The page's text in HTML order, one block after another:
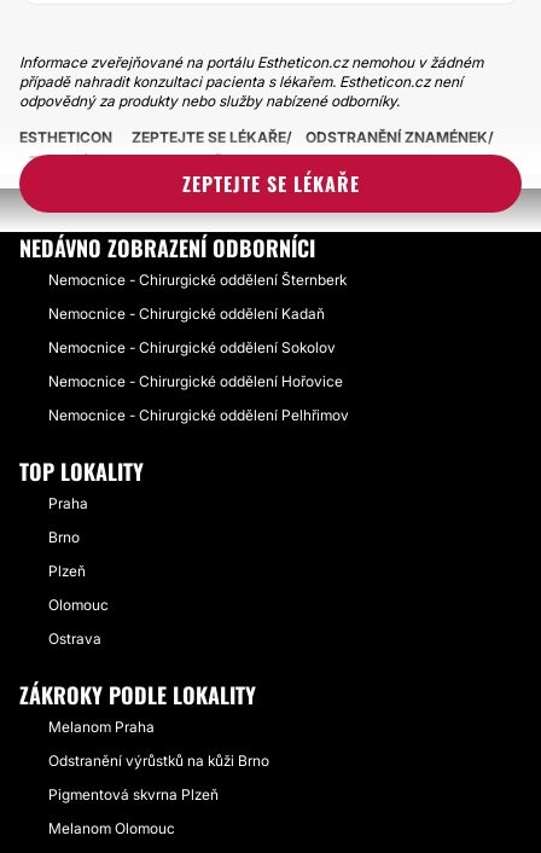
Informace zveřejňované na portálu Estheticon.cz nemohou v žádném
případě nahradit konzultaci pacienta s lékařem. Estheticon.cz není
odpovědný za produkty nebo služby nabízené odborníky.
ZEPTEJTE SE LÉKAŘE
ESTHETICON ZEPTEJTE SE LÉKAŘE
ODSTRANĚNÍ ZNAMÉNEK
TUKOVÁ BULKA NA HLAVĚ
NEDÁVNO ZOBRAZENÍ ODBORNÍCI
Nemocnice - Chirurgické oddělení Šternberk
Nemocnice - Chirurgické oddělení Kadaň
Nemocnice - Chirurgické oddělení Sokolov
Nemocnice - Chirurgické oddělení Hořovice
Nemocnice - Chirurgické oddělení Pelhřimov
TOP LOKALITY
Praha
Brno
Plzeň
Olomouc
Ostrava
ZÁKROKY PODLE LOKALITY
Melanom Praha
Odstranění výrůstků na kůži Brno
Pigmentová skvrna Plzeň
Melanom Olomouc